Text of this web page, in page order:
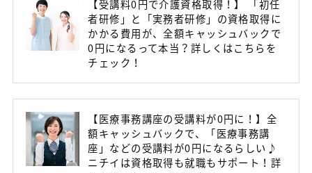
【受講料0円で介護資格取得！】 「初任
者研修」と「実務者研修」の資格取得に
かかる費用が、全額キャッシュバックで
0円になるって本当？詳しくはこちらを
チェック！
【医療事務講座の受講料が0円に！】全
額キャッシュバックで、「医療事務講
座」などの受講料が0円になるらしい♪
ニチイは資格取得も就職もサポート！詳